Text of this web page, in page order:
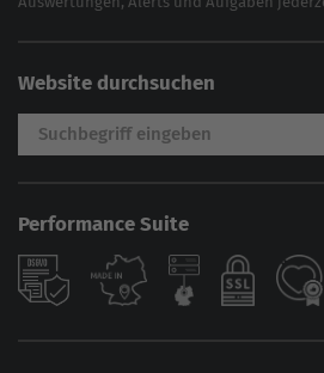
Website durchsuchen
Performance Suite